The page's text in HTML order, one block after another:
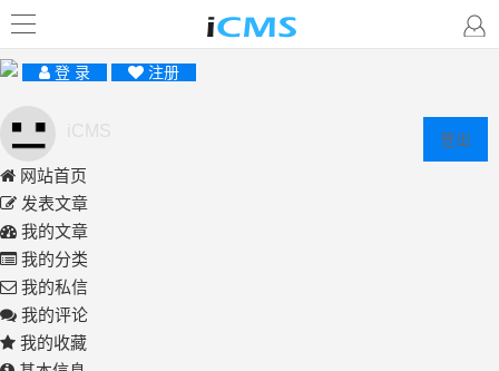
登 录 注册
登出
网站首页
发表文章
我的文章
我的分类
我的私信
我的评论
我的收藏